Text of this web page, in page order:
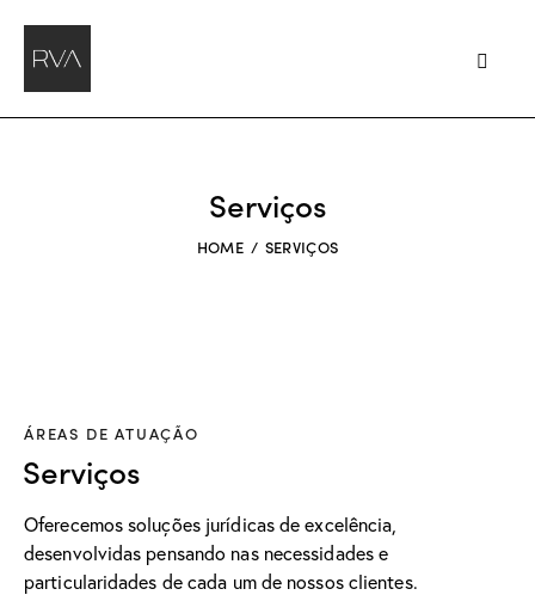
Serviços
HOME SERVIÇOS
ÁREAS DE ATUAÇÃO
Serviços
Oferecemos soluções jurídicas de excelência,
desenvolvidas pensando nas necessidades e
particularidades de cada um de nossos clientes.